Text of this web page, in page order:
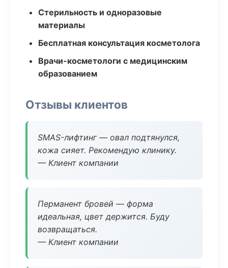
Стерильность и одноразовые
материалы
Бесплатная консультация косметолога
Врачи-косметологи с медицинским
образованием
Отзывы клиентов
SMAS-лифтинг — овал подтянулся,
кожа сияет. Рекомендую клинику.
— Клиент компании
Перманент бровей — форма
идеальная, цвет держится. Буду
возвращаться.
— Клиент компании